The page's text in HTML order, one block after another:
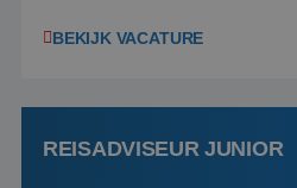
wensen van je team, je
klanten te overtuigen om
boeken! ...
BEKIJK VACATURE
REISADVISEUR JUNIOR